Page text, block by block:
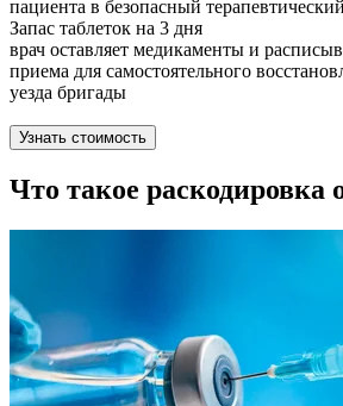
пациента в безопасный
Запас таблеток на 3 дня
врач оставляет медикаменты и
приема для самостоятельного
уезда бригады
Узнать стоимость
Что такое раскодировка